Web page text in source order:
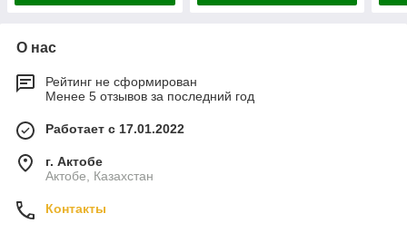
О нас
Рейтинг не сформирован
Менее 5 отзывов за последний год
Работает с 17.01.2022
г. Актобе
Актобе, Казахстан
Контакты